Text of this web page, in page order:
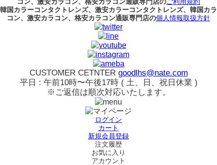
韓国カラーコンタクトレンズ、激安カラーコンタクトレンズ、韓国カラ
コン、激安カラコン、格安カラコン通販専門店の個人情報取扱方針
CUSTOMER CETNTER goodlhs@nate.com
平日 : 午前10時〜午後17時 ( 土、日、祝日休業 )
※ご返信は順次対応いたします。
ログイン
カート
新規会員登録
注文履歴
お気に入り
アカウント